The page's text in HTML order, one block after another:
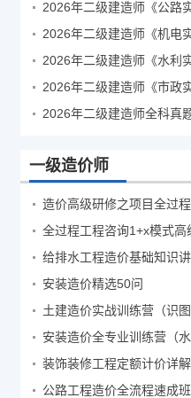
一级造价师
造价高级研修之项目全过
全过程工程咨询1+x模式高
给排水工程造价基础知识
安装造价精选50问
土建造价实战训练营（识图
安装造价全专业训练营（
装饰装修工程定额计价详解